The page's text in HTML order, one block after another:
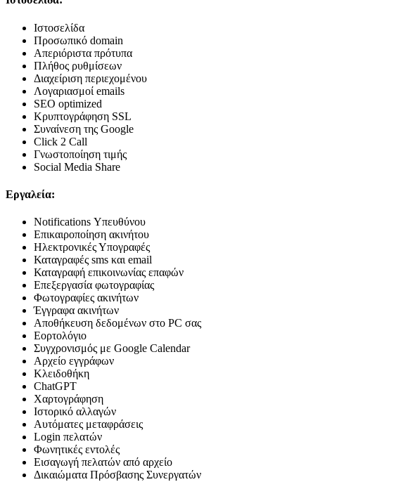
Ιστοσελίδα
Προσωπικό domain
Απεριόριστα πρότυπα
Πλήθος ρυθμίσεων
Διαχείριση περιεχομένου
Λογαριασμοί emails
SEO optimized
Κρυπτογράφηση SSL
Συναίνεση της Google
Click 2 Call
Γνωστοποίηση τιμής
Social Media Share
Εργαλεία:
Notifications Υπευθύνου
Επικαιροποίηση ακινήτου
Ηλεκτρονικές Υπογραφές
Καταγραφές sms και email
Καταγραφή επικοινωνίας επαφών
Επεξεργασία φωτογραφίας
Φωτογραφίες ακινήτων
Έγγραφα ακινήτων
Αποθήκευση δεδομένων στο PC σας
Εορτολόγιο
Συγχρονισμός με Google Calendar
Αρχείο εγγράφων
Κλειδοθήκη
ChatGPT
Χαρτογράφηση
Ιστορικό αλλαγών
Αυτόματες μεταφράσεις
Login πελατών
Φωνητικές εντολές
Εισαγωγή πελατών από αρχείο
Δικαιώματα Πρόσβασης Συνεργατών